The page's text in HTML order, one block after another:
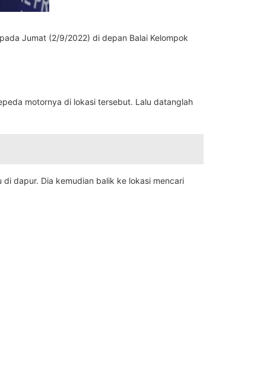
Jumat (2/9/2022) di depan Balai Kelompok
motornya di lokasi tersebut. Lalu datanglah
dapur. Dia kemudian balik ke lokasi mencari